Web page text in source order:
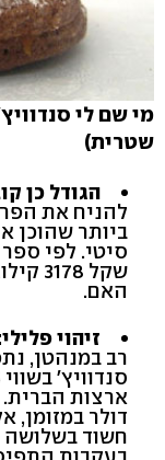
מי שם לי
שטרית)
הגודל כן
להניח את
סיטי. לפי
שקל
האם.
זיהוי
דולר
חשוד בשלושה